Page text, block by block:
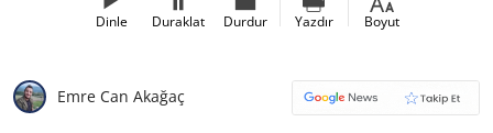
Dinle Duraklat Durdur Yazdır Boyut
Emre Can Akağaç